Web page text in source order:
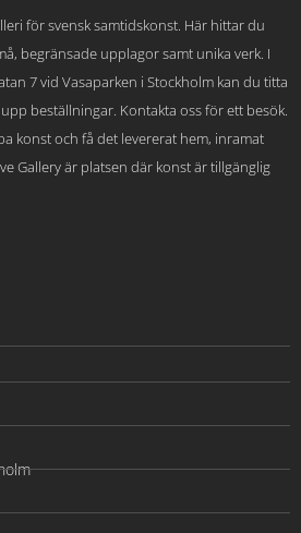
för svensk samtidskonst. Här hittar du
begränsade upplagor samt unika verk. I
7 vid Vasaparken i Stockholm kan du titta
beställningar. Kontakta oss för ett besök.
konst och få det levererat hem, inramat
Gallery är platsen där konst är tillgänglig